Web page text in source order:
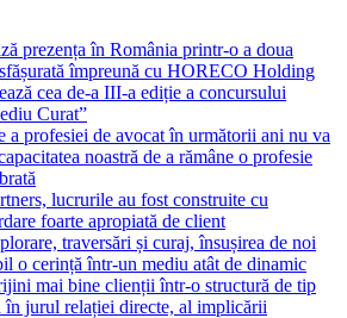
prezența în România printr-o a doua
împreună cu HORECO Holding
cea de-a III-a ediție a concursului
Curat”
a profesiei de avocat în următorii ani nu va
noastră de a rămâne o profesie
lucrurile au fost construite cu
foarte apropiată de client
traversări și curaj, însușirea de noi
o cerință într-un mediu atât de dinamic
mai bine clienții într-o structură de tip
în jurul relației directe, al implicării